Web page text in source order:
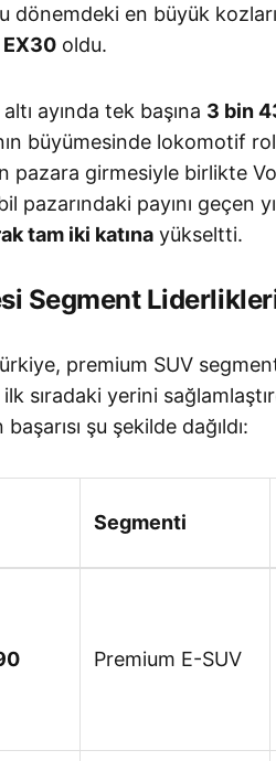
dönemdeki en büyük
EX30 oldu.
altı ayında tek başına 3 bin
büyümesinde lokomotif
pazara girmesiyle birlikte
pazarındaki payını geçen
tam iki katına yükseltti.
Segment
premium SUV
sıradaki yerini
şu şekilde dağıldı:
Segmenti
Premium E-SUV